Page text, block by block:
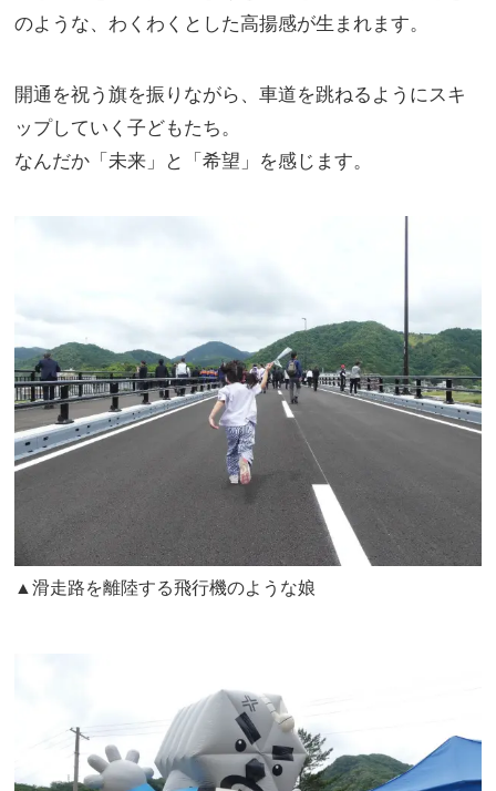
のような、わくわくとした高揚感が生まれます。
開通を祝う旗を振りながら、車道を跳ねるようにスキ
ップしていく子どもたち。
なんだか「未来」と「希望」を感じます。
▲滑走路を離陸する飛行機のような娘